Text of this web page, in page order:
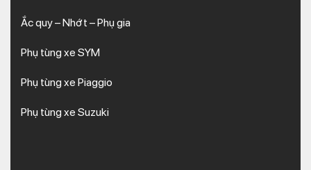
Ắc quy – Nhớt – Phụ gia
Phụ tùng xe SYM
Phụ tùng xe Piaggio
Phụ tùng xe Suzuki